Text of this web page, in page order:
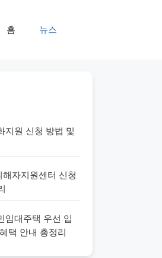
홈 뉴스
지원 신청 방법 및
자지원센터 신청
임대주택 우선 입
택 안내 총정리